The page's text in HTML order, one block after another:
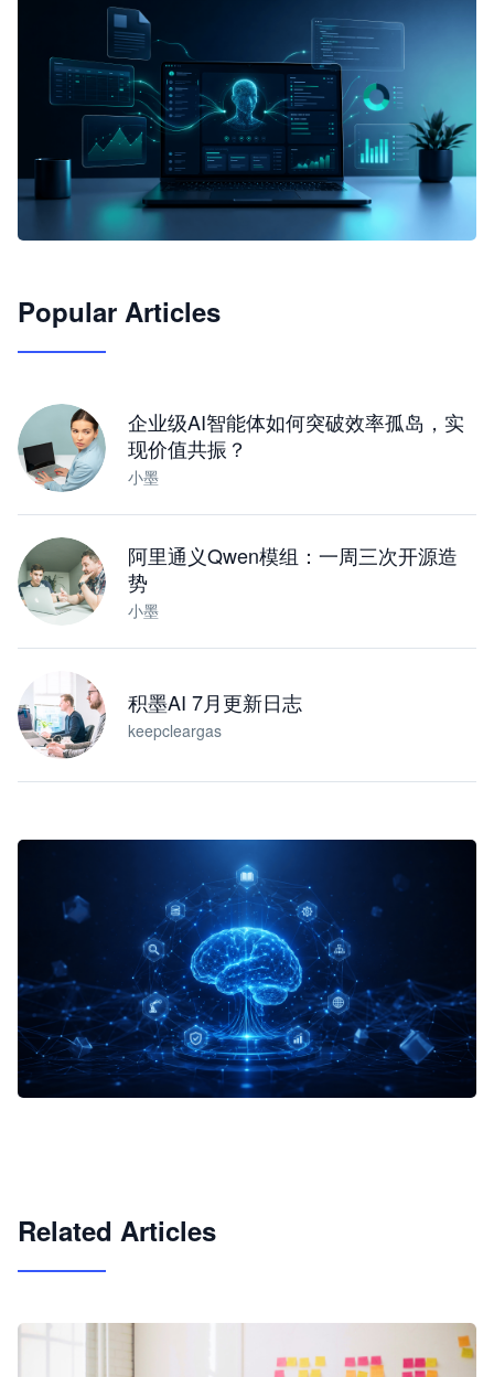
JimoClaw 桌面 AI Agent 工作台
Popular Articles
企业级AI智能体如何突破效率孤岛，实
现价值共振？
小墨
阿里通义Qwen模组：一周三次开源造
势
小墨
积墨AI 7月更新日志
keepcleargas
Related Articles